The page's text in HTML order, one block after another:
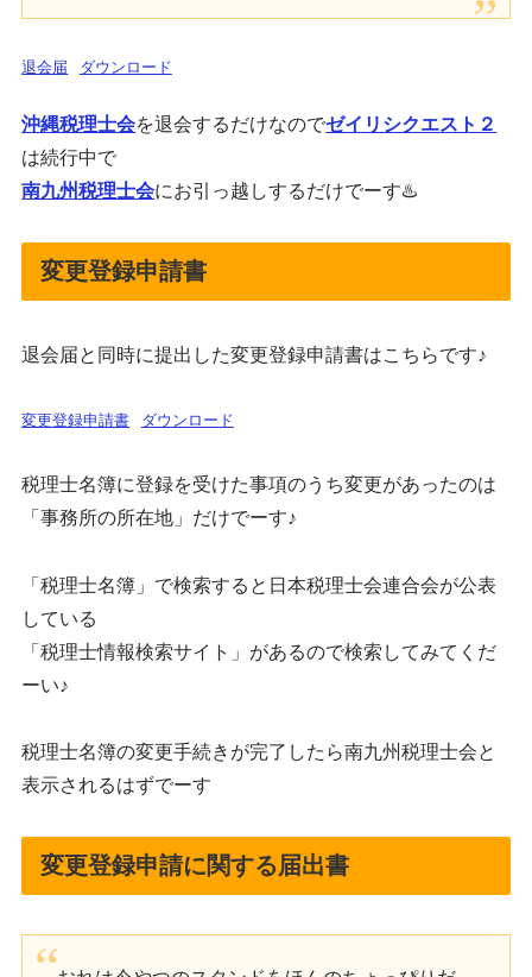
退会届 ダウンロード
沖縄税理士会を退会するだけなのでゼイリシクエスト２
は続行中で
南九州税理士会にお引っ越しするだけでーす♨️
変更登録申請書
退会届と同時に提出した変更登録申請書はこちらです♪
変更登録申請書 ダウンロード
税理士名簿に登録を受けた事項のうち変更があったのは
「事務所の所在地」だけでーす♪
「税理士名簿」で検索すると日本税理士会連合会が公表
している
「税理士情報検索サイト」があるので検索してみてくだ
ーい♪
税理士名簿の変更手続きが完了したら南九州税理士会と
表示されるはずでーす
変更登録申請に関する届出書